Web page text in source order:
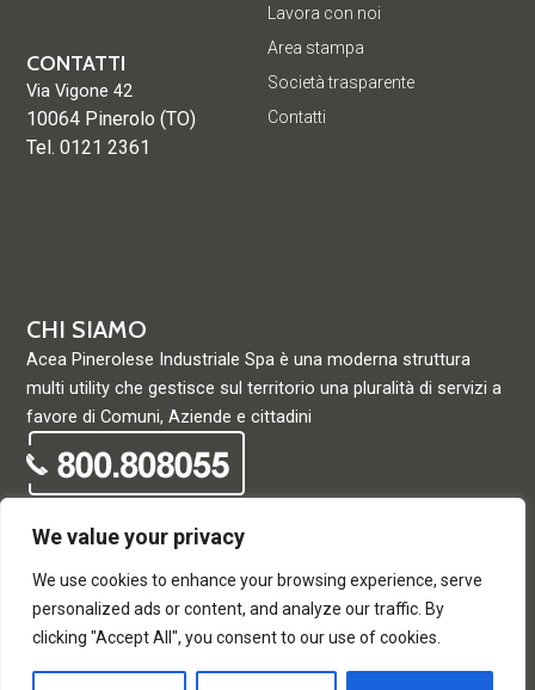
We value your privacy
We use cookies to enhance your browsing experience, serve
personalized ads or content, and analyze our traffic. By
clicking "Accept All", you consent to our use of cookies.
CHI SIAMO
Acea Pinerolese Industriale Spa è una moderna struttura
multi utility che gestisce sul territorio una pluralità di servizi a
favore di Comuni, Aziende e cittadini
Lavora con noi
Area stampa
Società trasparente
Contatti
CONTATTI
Via Vigone 42
10064 Pinerolo (TO)
Tel. 0121 2361
© Acea Pinerolese Industriale S.p.a. – Tutti i diritti riservati. Via
Vigone 42 - 10064 Pinerolo - P. Iva e Registro delle imprese di
Torino 05059960012 - Capitale Sociale
33.915.698,68 REA di Torino: 680448